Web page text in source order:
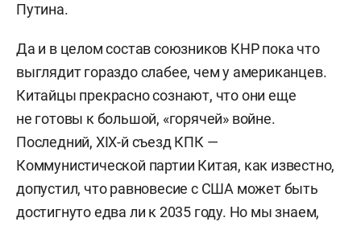
Путина.
Да и в целом состав союзников КНР пока что
выглядит гораздо слабее, чем у американцев.
Китайцы прекрасно сознают, что они еще
не готовы к большой, «горячей» войне.
Последний, XIX-й съезд КПК —
Коммунистической партии Китая, как известно,
допустил, что равновесие с США может быть
достигнуто едва ли к 2035 году. Но мы знаем,